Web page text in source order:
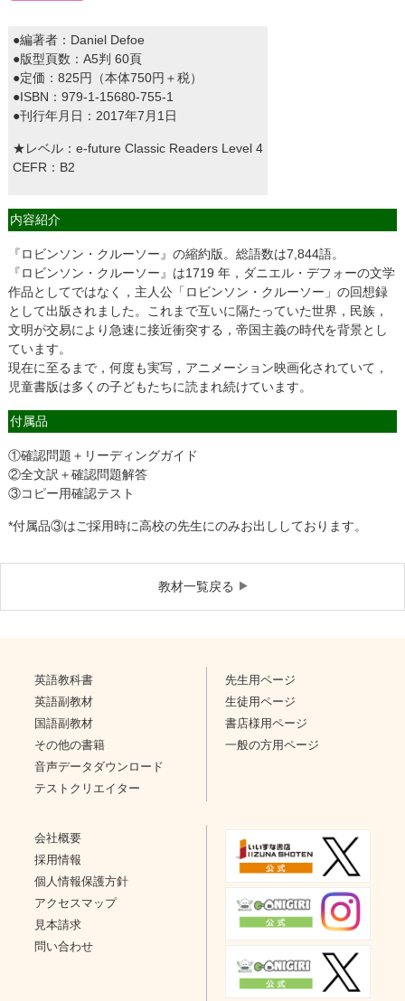
●編著者：Daniel Defoe
●版型頁数：A5判 60頁
●定価：825円（本体750円＋税）
●ISBN：979-1-15680-755-1
●刊行年月日：2017年7月1日
★レベル：e-future Classic Readers Level 4
CEFR：B2
内容紹介
『ロビンソン・クルーソー』の縮約版。総語数は7,844語。
『ロビンソン・クルーソー』は1719 年，ダニエル・デフォーの文学
作品としてではなく，主人公「ロビンソン・クルーソー」の回想録
として出版されました。これまで互いに隔たっていた世界，民族，
文明が交易により急速に接近衝突する，帝国主義の時代を背景とし
ています。
現在に至るまで，何度も実写，アニメーション映画化されていて，
児童書版は多くの子どもたちに読まれ続けています。
付属品
①確認問題＋リーディングガイド
②全文訳＋確認問題解答
③コピー用確認テスト
*付属品③はご採用時に高校の先生にのみお出ししております。
教材一覧戻る
英語教科書
英語副教材
国語副教材
その他の書籍
音声データダウンロード
テストクリエイター
先生用ページ
生徒用ページ
書店様用ページ
一般の方用ページ
会社概要
採用情報
個人情報保護方針
アクセスマップ
見本請求
問い合わせ